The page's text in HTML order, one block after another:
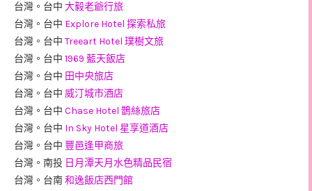
台灣。台中 大毅老爺行旅
台灣。台中 Explore Hotel 探索私旅
台灣。台中 Treeart Hotel 璞樹文旅
台灣。台中 1969 藍天飯店
台灣。台中 田中央旅店
台灣。台中 威汀城市酒店
台灣。台中 Chase Hotel 鵲絲旅店
台灣。台中 In Sky Hotel 星享道酒店
台灣。台中 豐邑逢甲商旅
台灣。南投 日月潭天月水色精品民宿
台灣。台南和逸飯店西門館